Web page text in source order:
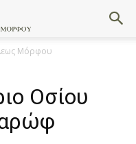
Μόρφου
Οσίου